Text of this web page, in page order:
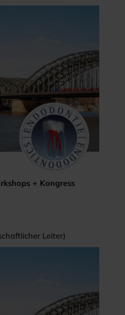
+ Kongress
Leiter)